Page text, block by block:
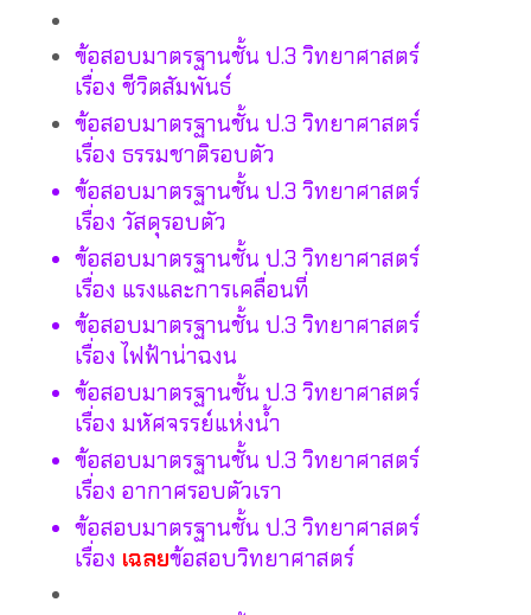
ข้อสอบมาตรฐานชั้น ป.3 วิทยาศาสตร์
เรื่อง ชีวิตสัมพันธ์
ข้อสอบมาตรฐานชั้น ป.3 วิทยาศาสตร์
เรื่อง ธรรมชาติรอบตัว
ข้อสอบมาตรฐานชั้น ป.3 วิทยาศาสตร์
เรื่อง วัสดุรอบตัว
ข้อสอบมาตรฐานชั้น ป.3 วิทยาศาสตร์
เรื่อง แรงและการเคลื่อนที่
ข้อสอบมาตรฐานชั้น ป.3 วิทยาศาสตร์
เรื่อง ไฟฟ้าน่าฉงน
ข้อสอบมาตรฐานชั้น ป.3 วิทยาศาสตร์
เรื่อง มหัศจรรย์แห่งน้ำ
ข้อสอบมาตรฐานชั้น ป.3 วิทยาศาสตร์
เรื่อง อากาศรอบตัวเรา
ข้อสอบมาตรฐานชั้น ป.3 วิทยาศาสตร์
เรื่อง เฉลยข้อสอบวิทยาศาสตร์